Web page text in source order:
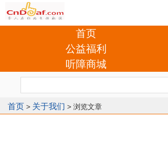
首页
公益福利
听障商城
首页 > 关于我们 > 浏览文章